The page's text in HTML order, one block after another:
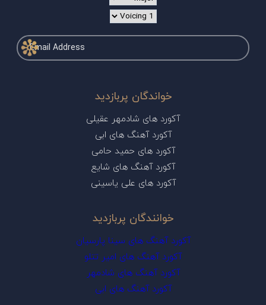
خواندگان پربازدید
آکورد های شادمهر عقیلی
آکورد آهنگ های ابی
آکورد های حمید حامی
آکورد آهنگ های شایع
آکورد های علی یاسینی
خوانندگان پربازدید
آکورد آهنگ های سینا پارسیان
آکورد آهنگ های امیر تتلو
آکورد آهنگ های شادمهر
آکورد آهنگ های ابی